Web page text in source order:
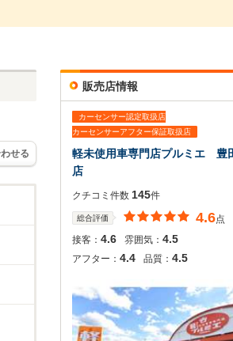
せる
販売店情報
カーセンサー認定取扱店
カーセンサーアフター保証取扱店
軽未使用車専門店プルミエ 豊
店
クチコミ件数 145件
総合評価 4.6点
接客： 4.6 雰囲気： 4.5
アフター： 4.4 品質： 4.5